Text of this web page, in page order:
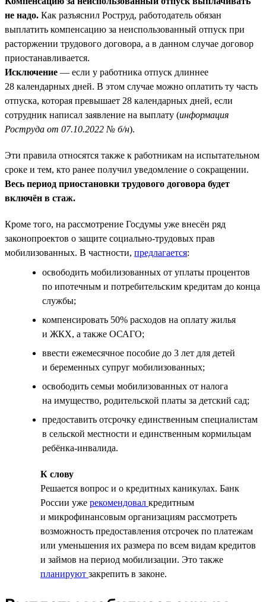
не надо. Как разъяснил Роструд, работодатель обязан
выплатить компенсацию за неиспользованный отпуск при
расторжении трудового договора, а в данном случае договор
приостанавливается.
Исключение — если у работника отпуск длиннее
28 календарных дней. В этом случае можно оплатить ту часть
отпуска, которая превышает 28 календарных дней, если
сотрудник написал заявление на выплату (информация
Роструда от 07.10.2022 № б/н).
Эти правила относятся также к работникам на испытательном
сроке и тем, кто ранее получил уведомление о сокращении.
Весь период приостановки трудового договора будет
включён в стаж.
Кроме того, на рассмотрение Госдумы уже внесён ряд
законопроектов о защите социально-трудовых прав
мобилизованных. В частности, предлагается:
освободить мобилизованных от уплаты процентов
по ипотечным и потребительским кредитам до конца
службы;
компенсировать 50% расходов на оплату жилья
и ЖКХ, а также ОСАГО;
ввести ежемесячное пособие до 3 лет для детей
и беременных супруг мобилизованных;
освободить семьи мобилизованных от налога
на имущество, родительской платы за детский сад;
предоставить отсрочку единственным специалистам
в сельской местности и единственным кормильцам
ребёнка-инвалида.
К слову
Решается вопрос и о кредитных каникулах. Банк
России уже рекомендовал кредитным
и микрофинансовым организациям рассмотреть
возможность предоставления отсрочек по платежам
или уменьшения их размера по всем видам кредитов
и займов на период мобилизации. Это также
планируют закрепить в законе.